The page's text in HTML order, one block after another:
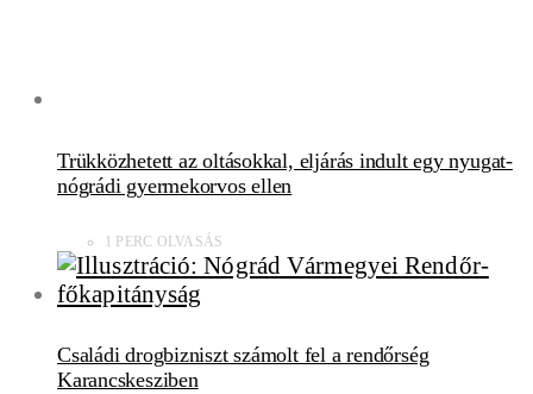
Trükközhetett az oltásokkal, eljárás indult egy nyugat-
nógrádi gyermekorvos ellen
1 PERC OLVASÁS
Családi drogbizniszt számolt fel a rendőrség
Karancskesziben